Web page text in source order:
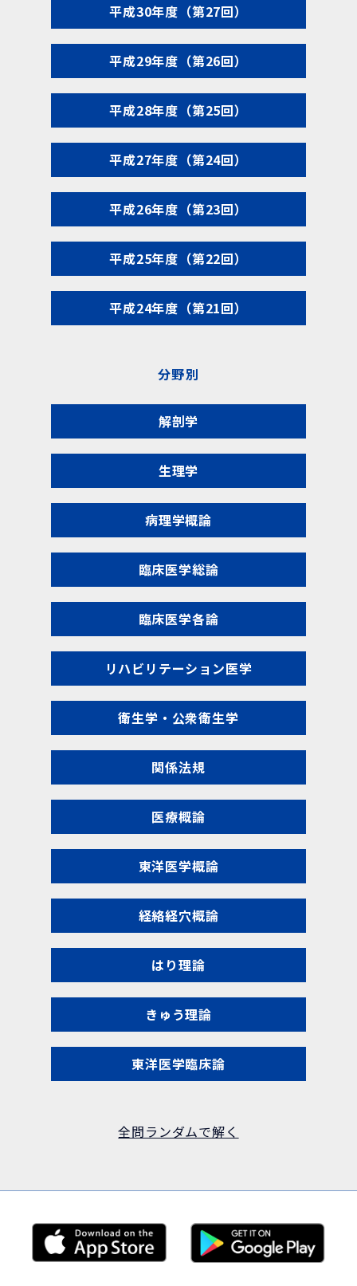
平成30年度（第27回）
平成29年度（第26回）
平成28年度（第25回）
平成27年度（第24回）
平成26年度（第23回）
平成25年度（第22回）
平成24年度（第21回）
分野別
解剖学
生理学
病理学概論
臨床医学総論
臨床医学各論
リハビリテーション医学
衛生学・公衆衛生学
関係法規
医療概論
東洋医学概論
経絡経穴概論
はり理論
きゅう理論
東洋医学臨床論
全問ランダムで解く